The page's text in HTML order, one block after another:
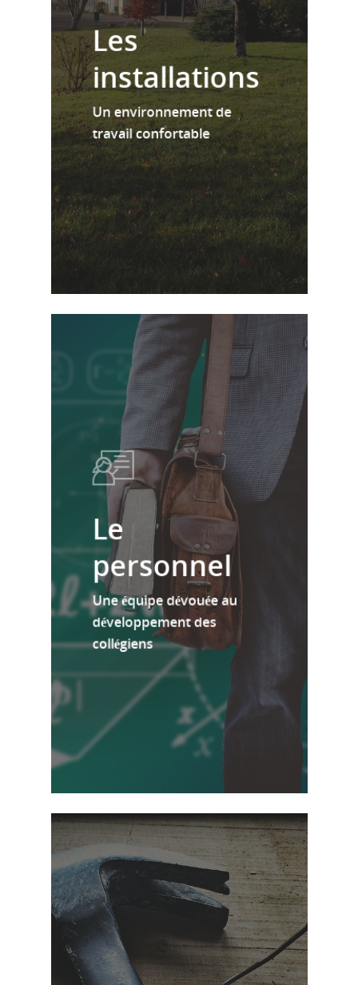
Les
installations
Un environnement de
travail confortable
Le
personnel
Une équipe dévouée au
développement des
collégiens